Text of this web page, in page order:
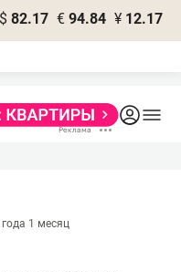
$ 82.17 € 94.84 ¥ 12.17
года 1 месяц